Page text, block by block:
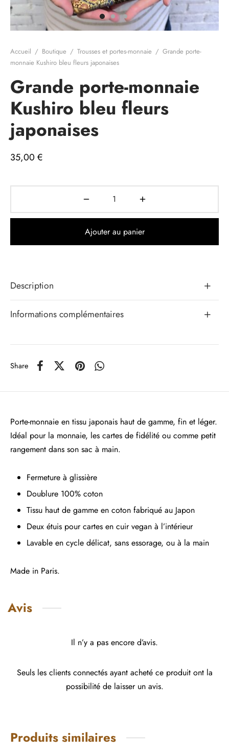
Accueil / Boutique / Trousses et portes-monnaie / Grande porte-
monnaie Kushiro bleu fleurs japonaises
Grande porte-monnaie
Kushiro bleu fleurs
japonaises
35,00 €
Ajouter au panier
Description
Informations complémentaires
Share
Porte-monnaie en tissu japonais haut de gamme, fin et léger.
Idéal pour la monnaie, les cartes de fidélité ou comme petit
rangement dans son sac à main.
Fermeture à glissière
Doublure 100% coton
Tissu haut de gamme en coton fabriqué au Japon
Deux étuis pour cartes en cuir vegan à l’intérieur
Lavable en cycle délicat, sans essorage, ou à la main
Made in Paris.
Avis
Il n’y a pas encore d’avis.
Seuls les clients connectés ayant acheté ce produit ont la
possibilité de laisser un avis.
Produits similaires